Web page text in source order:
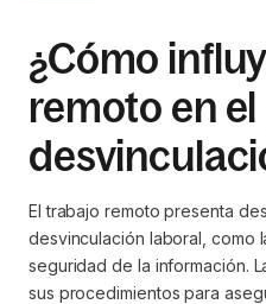
¿Cómo
remoto en
El trabajo remoto presenta
desvinculación laboral, como
seguridad de la información.
sus procedimientos para